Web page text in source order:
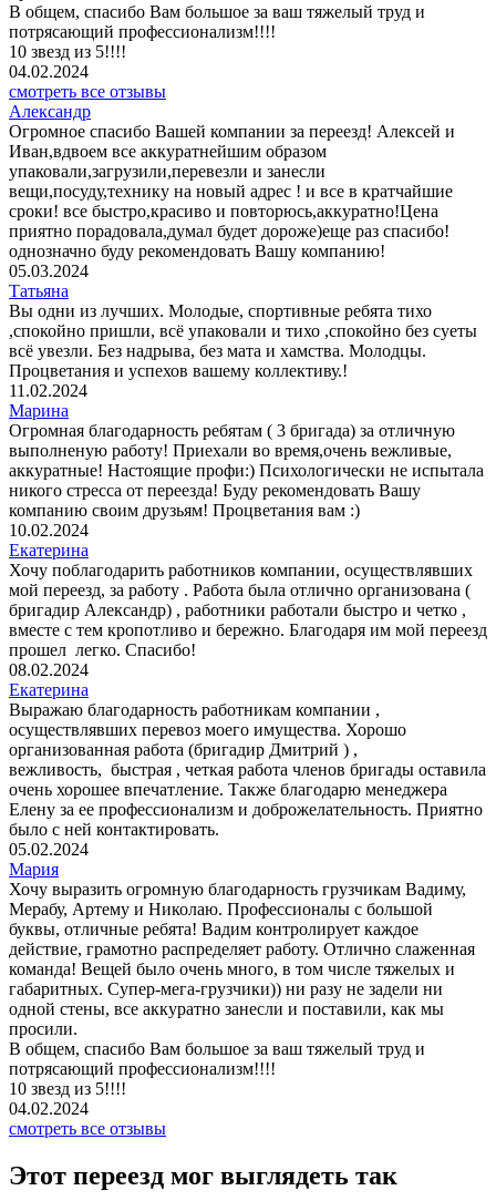
В общем, спасибо Вам большое за ваш тяжелый труд и
потрясающий профессионализм!!!!
10 звезд из 5!!!!
04.02.2024
смотреть все отзывы
Александр
Огромное спасибо Вашей компании за переезд! Алексей и
Иван,вдвоем все аккуратнейшим образом
упаковали,загрузили,перевезли и занесли
вещи,посуду,технику на новый адрес ! и все в кратчайшие
сроки! все быстро,красиво и повторюсь,аккуратно!Цена
приятно порадовала,думал будет дороже)еще раз спасибо!
однозначно буду рекомендовать Вашу компанию!
05.03.2024
Татьяна
Вы одни из лучших. Молодые, спортивные ребята тихо
,спокойно пришли, всё упаковали и тихо ,спокойно без суеты
всё увезли. Без надрыва, без мата и хамства. Молодцы.
Процветания и успехов вашему коллективу.!
11.02.2024
Марина
Огромная благодарность ребятам ( 3 бригада) за отличную
выполненую работу! Приехали во время,очень вежливые,
аккуратные! Настоящие профи:) Психологически не испытала
никого стресса от переезда! Буду рекомендовать Вашу
компанию своим друзьям! Процветания вам :)
10.02.2024
Екатерина
Хочу поблагодарить работников компании, осуществлявших
мой переезд, за работу . Работа была отлично организована (
бригадир Александр) , работники работали быстро и четко ,
вместе с тем кропотливо и бережно. Благодаря им мой переезд
прошел легко. Спасибо!
08.02.2024
Екатерина
Выражаю благодарность работникам компании ,
осуществлявших перевоз моего имущества. Хорошо
организованная работа (бригадир Дмитрий ) ,
вежливость, быстрая , четкая работа членов бригады оставила
очень хорошее впечатление. Также благодарю менеджера
Елену за ее профессионализм и доброжелательность. Приятно
было с ней контактировать.
05.02.2024
Мария
Хочу выразить огромную благодарность грузчикам Вадиму,
Мерабу, Артему и Николаю. Профессионалы с большой
буквы, отличные ребята! Вадим контролирует каждое
действие, грамотно распределяет работу. Отлично слаженная
команда! Вещей было очень много, в том числе тяжелых и
габаритных. Супер-мега-грузчики)) ни разу не задели ни
одной стены, все аккуратно занесли и поставили, как мы
просили.
В общем, спасибо Вам большое за ваш тяжелый труд и
потрясающий профессионализм!!!!
10 звезд из 5!!!!
04.02.2024
смотреть все отзывы
Этот переезд мог выглядеть так